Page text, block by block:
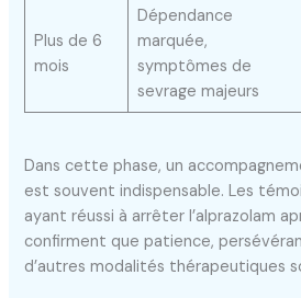
Plus de 6
mois
Dépendance
marquée,
symptômes de
sevrage majeurs
Dans cette phase, un
est souvent indispensable. Les
ayant réussi à arrêter l’alprazolam
confirment que patience,
d’autres modalités thérapeutiques